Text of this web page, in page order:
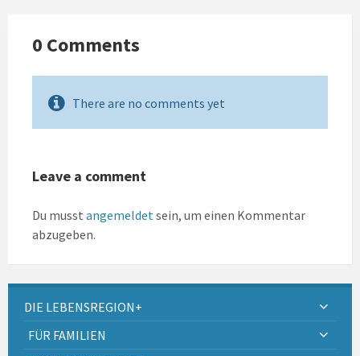
0 Comments
There are no comments yet
Leave a comment
Du musst angemeldetsein, um einen Kommentar
abzugeben.
DIE LEBENSREGION+
FÜR FAMILIEN